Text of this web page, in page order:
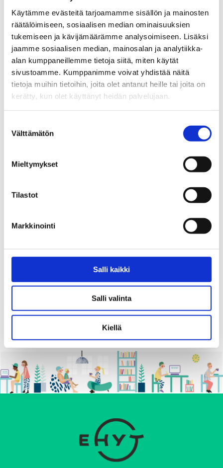
Käytämme evästeitä tarjoamamme sisällön ja mainosten
räätälöimiseen, sosiaalisen median ominaisuuksien
tukemiseen ja kävijämäärämme analysoimiseen. Lisäksi
jaamme sosiaalisen median, mainosalan ja analytiikka-
alan kumppaneillemme tietoja siitä, miten käytät
sivustoamme. Kumppanimme voivat yhdistää näitä
tietoja muihin tietoihin, joita olet antanut heille tai joita on
kerätty, kun olet käyttänyt heidän palvelujaan.
valinta
Välttämätön
Mieltymykset
Tilastot
Markkinointi
Salli kaikki
Salli valinta
Kiellä
Ikääntyneet | Liikenneturvallisuus |
Terveys ja turvallisuus
Koti- ja vapaa-ajan tapaturmien
ehkäisyn tavoiteohjelma
28.08.2020
Ehkäisevä päihdetyö | Hyvinvointi |
Sosiaali- ja terveydenhuolto
Sosiaali- ja terveysministeriön kysely
päihde- ja riippuvuuslinjausten tueksi
kehittämishankkeiden valtionavustukset
01.11.2019
O
T
S
P
A
2